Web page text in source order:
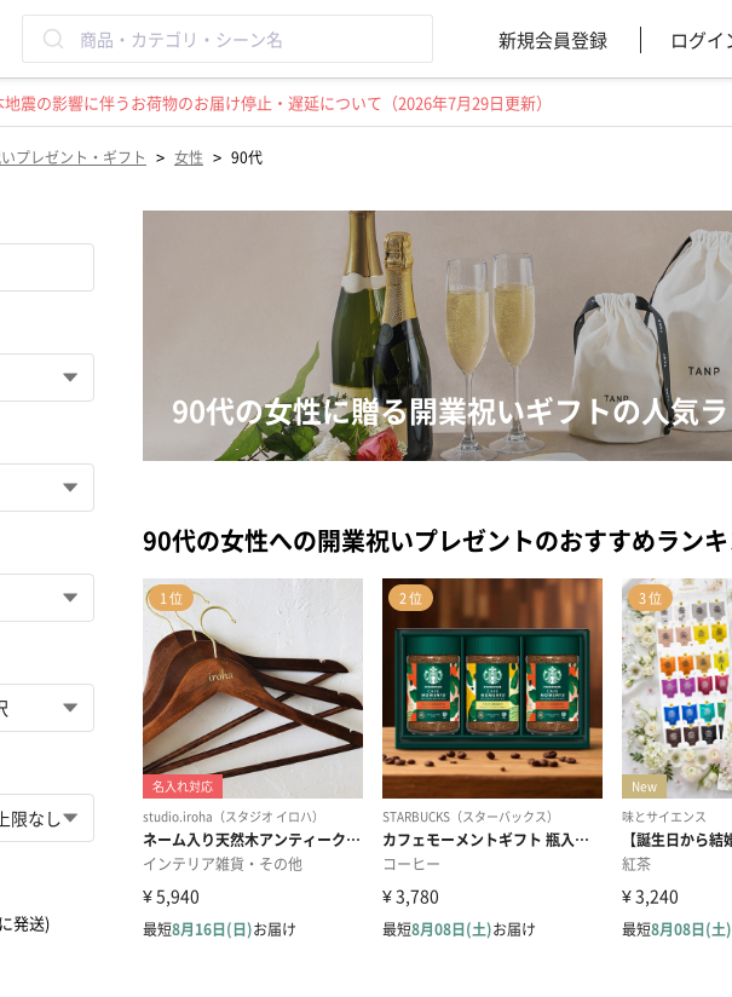
新規会員登録 ログイ
地震の影響に伴うお荷物のお届け停止・遅延について（2026年7月29日更新）
プレゼント・ギフト > 女性 > 90代
発送)
90代の女性に贈る開業祝いギフトの人気
90代の女性への開業祝いプレゼントのおすすめラン